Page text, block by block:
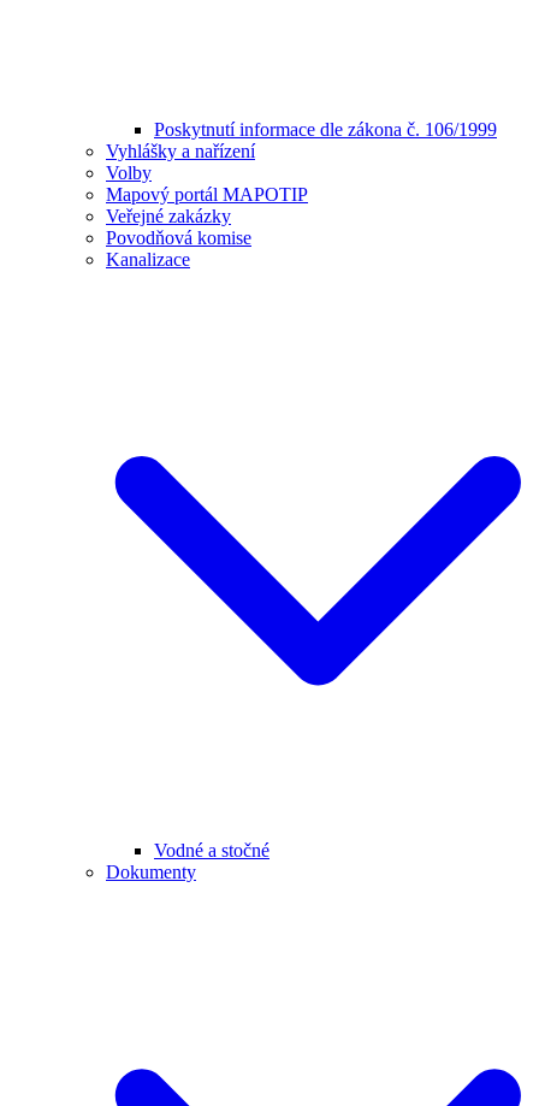
Poskytnutí informace dle zákona č. 106/1999
Vyhlášky a nařízení
Volby
Mapový portál MAPOTIP
Veřejné zakázky
Povodňová komise
Kanalizace
Vodné a stočné
Dokumenty